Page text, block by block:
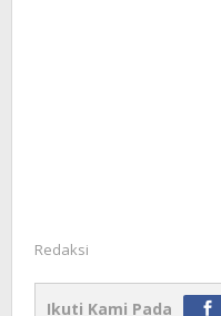
Redaksi
Ikuti Kami Pada